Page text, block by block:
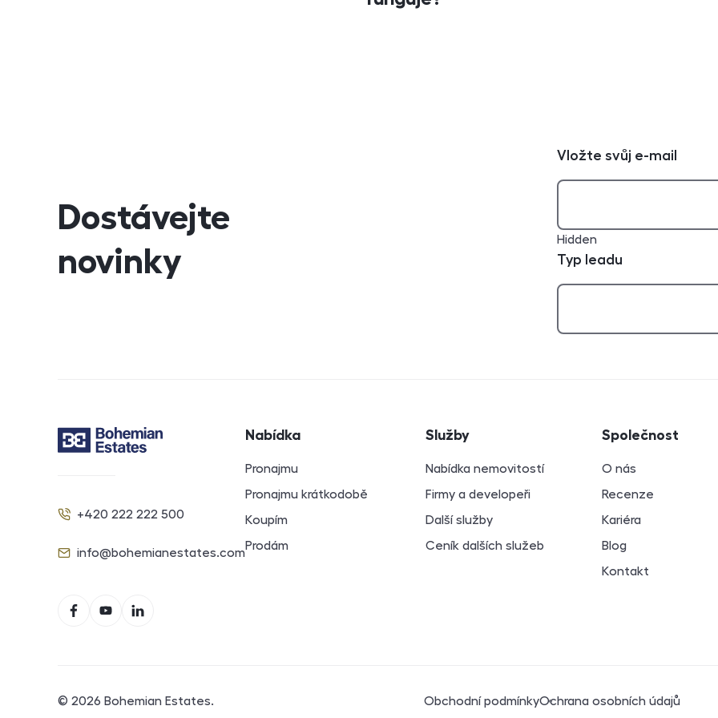
Dostávejte
novinky
Vložte svůj e-mail
Hidden
Typ leadu
Telefon
+420 222 222 500
E-mail
info@bohemianestates.com
FacebookYouTubeLinkedIn
Navigace v zápatí
Nabídka
Pronajmu
Pronajmu krátkodobě
Koupím
Prodám
Služby
Nabídka nemovitostí
Firmy a developeři
Další služby
Ceník dalších služeb
Společnost
O nás
Recenze
Kariéra
Blog
Kontakt
© 2026 Bohemian Estates. Právní dokumenty
Obchodní podmínkyOchrana osobních údajů